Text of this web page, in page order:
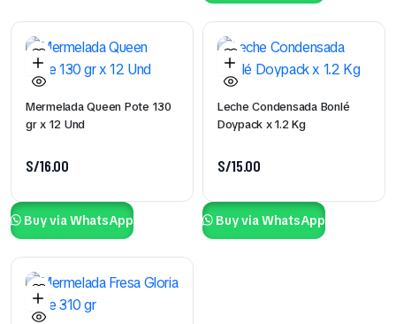
Mermelada Queen Pote 130
gr x 12 Und
S/16.00
Buy via WhatsApp
Leche Condensada Bonlé
Doypack x 1.2 Kg
S/15.00
Buy via WhatsApp